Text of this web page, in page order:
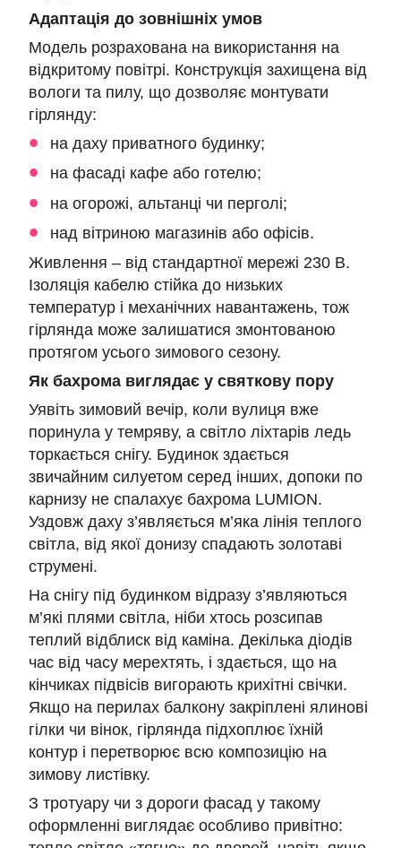
Адаптація до зовнішніх умов
Модель розрахована на використання на
відкритому повітрі. Конструкція захищена від
вологи та пилу, що дозволяє монтувати
гірлянду:
на даху приватного будинку;
на фасаді кафе або готелю;
на огорожі, альтанці чи перголі;
над вітриною магазинів або офісів.
Живлення – від стандартної мережі 230 В.
Ізоляція кабелю стійка до низьких
температур і механічних навантажень, тож
гірлянда може залишатися змонтованою
протягом усього зимового сезону.
Як бахрома виглядає у святкову пору
Уявіть зимовий вечір, коли вулиця вже
поринула у темряву, а світло ліхтарів ледь
торкається снігу. Будинок здається
звичайним силуетом серед інших, допоки по
карнизу не спалахує бахрома LUMION.
Уздовж даху з’являється м’яка лінія теплого
світла, від якої донизу спадають золотаві
струмені.
На снігу під будинком відразу з’являються
м’які плями світла, ніби хтось розсипав
теплий відблиск від каміна. Декілька діодів
час від часу мерехтять, і здається, що на
кінчиках підвісів вигорають крихітні свічки.
Якщо на перилах балкону закріплені ялинові
гілки чи вінок, гірлянда підхоплює їхній
контур і перетворює всю композицію на
зимову листівку.
З тротуару чи з дороги фасад у такому
оформленні виглядає особливо привітно: